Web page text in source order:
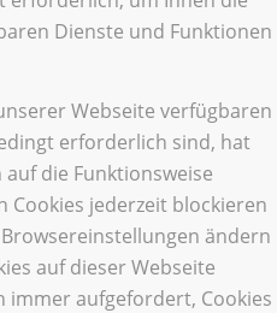
Dienste und Funktionen
Webseite verfügbaren
erforderlich sind, hat
die Funktionsweise
Cookies jederzeit blockieren
ändern
auf dieser Webseite
immer aufgefordert, Cookies